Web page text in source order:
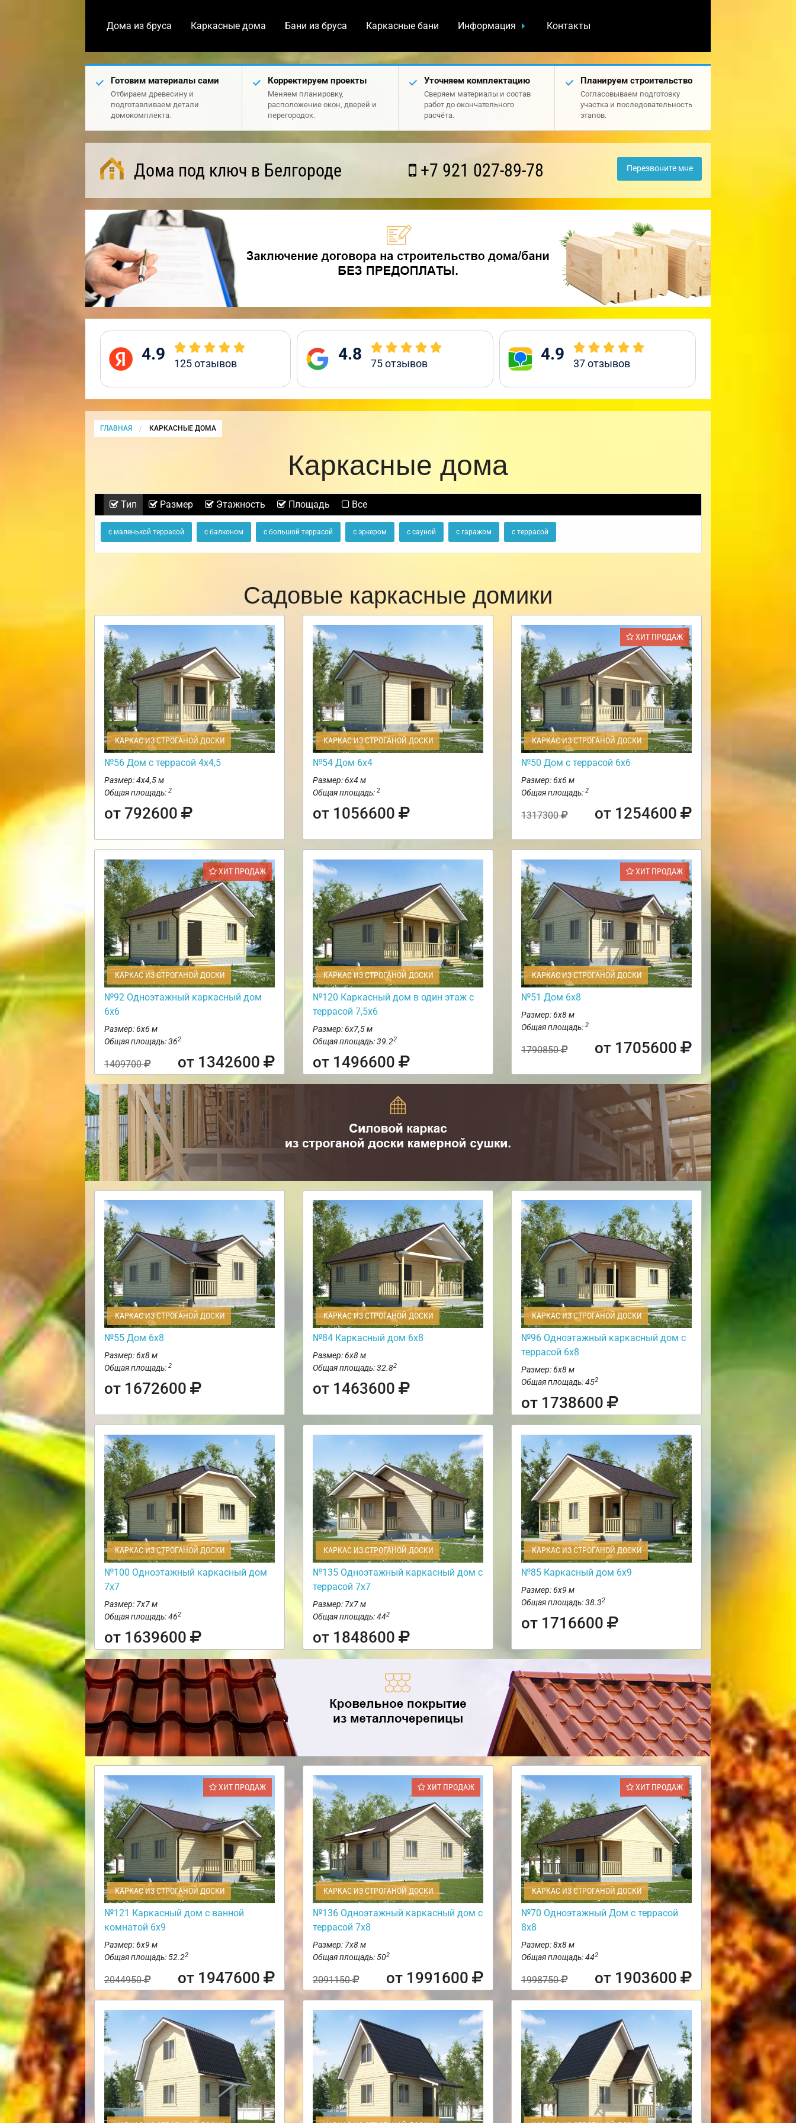
Дома из бруса Каркасные дома Бани из бруса Каркасные бани Информация Контакты
Готовим материалы сами
Отбираем древесину и
подготавливаем детали
домокомплекта.
Корректируем проекты
Меняем планировку,
расположение окон, дверей и
перегородок.
Уточняем комплектацию
Сверяем материалы и состав
работ до окончательного
расчёта.
Планируем строительство
Согласовываем подготовку
участка и последовательность
этапов.
Дома под ключ в Белгороде +7 921 027-89-78 Перезвоните мне
4.9 125отзывов 4.8 75отзывов 4.9 37отзывов
ГЛАВНАЯ CURRENT:
КАРКАСНЫЕ ДОМА
Каркасные дома
Тип Размер Этажность Площадь Все
с маленькой террасой с балконом с большой террасой с эркером с сауной с гаражом с террасой
Садовые каркасные домики
КАРКАС ИЗ СТРОГАНОЙ ДОСКИ
№56 Дом с террасой 4х4,5
Размер: 4х4,5 м
Общая площадь: 2
от 792600
КАРКАС ИЗ СТРОГАНОЙ ДОСКИ
№54 Дом 6х4
Размер: 6х4 м
Общая площадь: 2
от 1056600
ХИТ ПРОДАЖ
КАРКАС ИЗ СТРОГАНОЙ ДОСКИ
№50 Дом с террасой 6х6
Размер: 6х6 м
Общая площадь: 2
1317300 от 1254600
ХИТ ПРОДАЖ
КАРКАС ИЗ СТРОГАНОЙ ДОСКИ
№92 Одноэтажный каркасный дом
6х6
Размер: 6х6 м
Общая площадь: 362
1409700 от 1342600
КАРКАС ИЗ СТРОГАНОЙ ДОСКИ
№120 Каркасный дом в один этаж с
террасой 7,5х6
Размер: 6х7,5 м
Общая площадь: 39.22
от 1496600
ХИТ ПРОДАЖ
КАРКАС ИЗ СТРОГАНОЙ ДОСКИ
№51 Дом 6х8
Размер: 6х8 м
Общая площадь: 2
1790850 от 1705600
КАРКАС ИЗ СТРОГАНОЙ ДОСКИ
№55 Дом 6х8
Размер: 6х8 м
Общая площадь: 2
от 1672600
КАРКАС ИЗ СТРОГАНОЙ ДОСКИ
№84 Каркасный дом 6х8
Размер: 6х8 м
Общая площадь: 32.82
от 1463600
КАРКАС ИЗ СТРОГАНОЙ ДОСКИ
№96 Одноэтажный каркасный дом с
террасой 6х8
Размер: 6х8 м
Общая площадь: 452
от 1738600
КАРКАС ИЗ СТРОГАНОЙ ДОСКИ
№100 Одноэтажный каркасный дом
7х7
Размер: 7х7 м
Общая площадь: 462
от 1639600
КАРКАС ИЗ СТРОГАНОЙ ДОСКИ
№135 Одноэтажный каркасный дом с
террасой 7х7
Размер: 7х7 м
Общая площадь: 442
от 1848600
КАРКАС ИЗ СТРОГАНОЙ ДОСКИ
№85 Каркасный дом 6х9
Размер: 6х9 м
Общая площадь: 38.32
от 1716600
ХИТ ПРОДАЖ
КАРКАС ИЗ СТРОГАНОЙ ДОСКИ
№121 Каркасный дом с ванной
комнатой 6х9
Размер: 6х9 м
Общая площадь: 52.22
2044950 от 1947600
ХИТ ПРОДАЖ
КАРКАС ИЗ СТРОГАНОЙ ДОСКИ
№136 Одноэтажный каркасный дом с
террасой 7х8
Размер: 7х8 м
Общая площадь: 502
2091150 от 1991600
ХИТ ПРОДАЖ
КАРКАС ИЗ СТРОГАНОЙ ДОСКИ
№70 Одноэтажный Дом с террасой
8х8
Размер: 8х8 м
Общая площадь: 442
1998750 от 1903600